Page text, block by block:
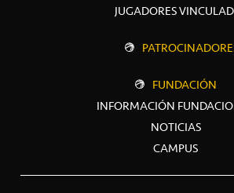
JUGADORES
FUNDACIÓN
INFORMACIÓN
NOTICIAS
CAMPUS